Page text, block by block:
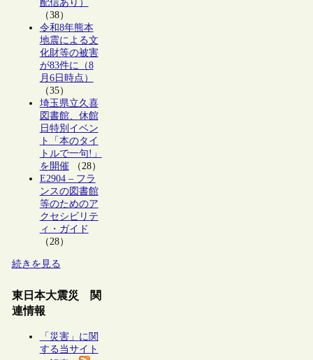
配信あり）
（38）
令和8年熊本
地震による文
化財等の被害
が83件に（8
月6日時点）
（35）
埼玉県立久喜
図書館、休館
日特別イベン
ト「本のタイ
トルで一句!」
を開催（28）
E2904 – フラ
ンスの図書館
等のためのア
クセシビリテ
ィ・ガイド
（28）
続きを見る
東日本大震災 関
連情報
「災害」に関
する当サイト